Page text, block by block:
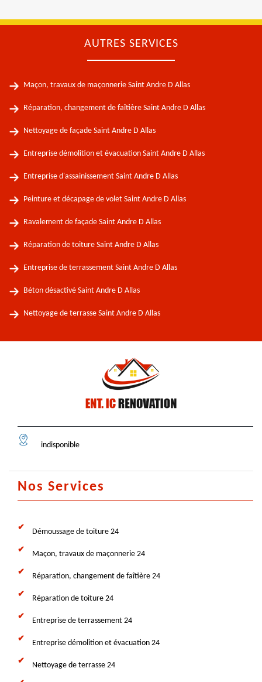
AUTRES SERVICES
Maçon, travaux de maçonnerie Saint Andre D Allas
Réparation, changement de faîtière Saint Andre D Allas
Nettoyage de façade Saint Andre D Allas
Entreprise démolition et évacuation Saint Andre D Allas
Entreprise d'assainissement Saint Andre D Allas
Peinture et décapage de volet Saint Andre D Allas
Ravalement de façade Saint Andre D Allas
Réparation de toiture Saint Andre D Allas
Entreprise de terrassement Saint Andre D Allas
Béton désactivé Saint Andre D Allas
Nettoyage de terrasse Saint Andre D Allas
indisponible
Nos Services
Démoussage de toiture 24
Maçon, travaux de maçonnerie 24
Réparation, changement de faîtière 24
Réparation de toiture 24
Entreprise de terrassement 24
Entreprise démolition et évacuation 24
Nettoyage de terrasse 24